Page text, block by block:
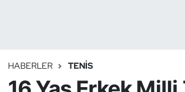
HABERLER TENIS
Binicilik